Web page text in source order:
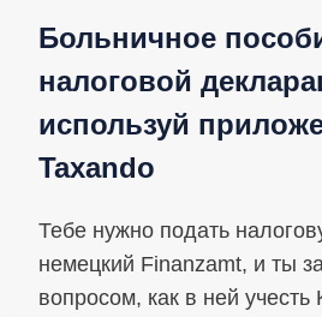
Больничное
налоговой
используй
Taxando
Тебе нужно подать
немецкий Finanzamt, и ты
вопросом, как в ней учесть